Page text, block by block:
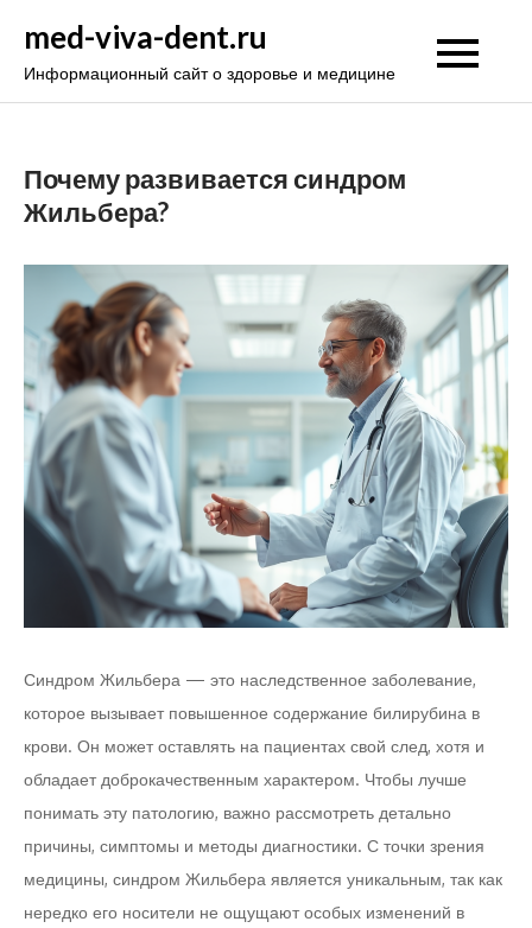
содержимому
med-viva-dent.ru
Информационный сайт о здоровье и медицине
Почему развивается синдром
Жильбера?
Синдром Жильбера — это наследственное заболевание,
которое вызывает повышенное содержание билирубина в
крови. Он может оставлять на пациентах свой след, хотя и
обладает доброкачественным характером. Чтобы лучше
понимать эту патологию, важно рассмотреть детально
причины, симптомы и методы диагностики. С точки зрения
медицины, синдром Жильбера является уникальным, так как
нередко его носители не ощущают особых изменений в